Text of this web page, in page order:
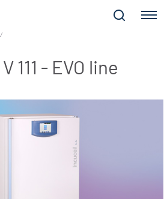
Menu
111 - EVO line